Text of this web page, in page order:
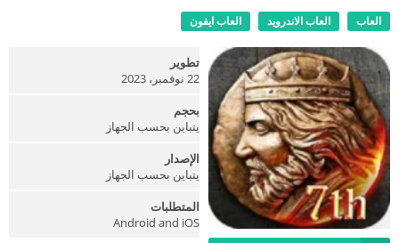
العاب العاب الاندرويد العاب ايفون
تطوير
22 نوفمبر، 2023
بحجم
يتباين بحسب الجهاز
الإصدار
يتباين بحسب الجهاز
المتطلبات
Android and iOS